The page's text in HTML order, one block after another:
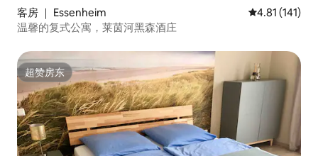
客房 ｜ Essenheim 平均评分 4.81
4.81 (141)
温馨的复式公寓，莱茵河黑森酒庄
超赞房东
超赞房东